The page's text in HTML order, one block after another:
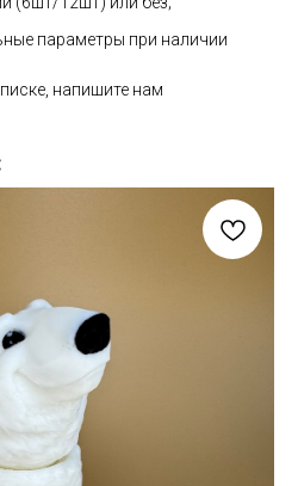
параметры при наличии
напишите нам